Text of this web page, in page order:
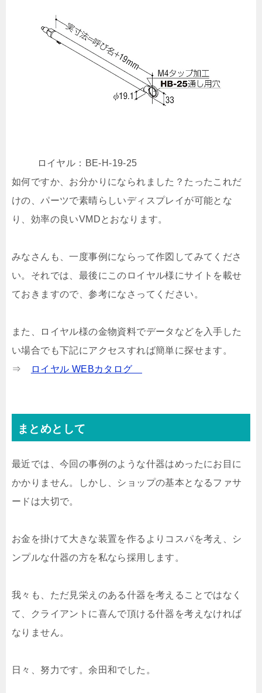
ロイヤル：BE-H-19-25
如何ですか、お分かりになられました？たったこれだ
けの、パーツで素晴らしいディスプレイが可能とな
り、効率の良いVMDとおなります。
みなさんも、一度事例にならって作図してみてくださ
い。それでは、最後にこのロイヤル様にサイトを載せ
ておきますので、参考になさってください。
また、ロイヤル様の金物資料でデータなどを入手した
い場合でも下記にアクセスすれば簡単に探せます。
⇒
ロイヤル WEBカタログ
まとめとして
最近では、今回の事例のような什器はめったにお目に
かかりません。しかし、ショップの基本となるファサ
ードは大切で。
お金を掛けて大きな装置を作るよりコスパを考え、シ
ンプルな什器の方を私なら採用します。
我々も、ただ見栄えのある什器を考えることではなく
て、クライアントに喜んで頂ける什器を考えなければ
なりません。
日々、努力です。余田和でした。